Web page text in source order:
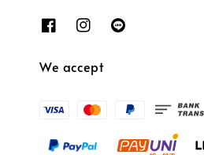
We accept